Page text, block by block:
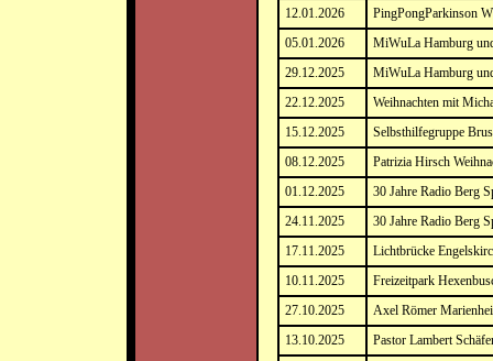
12.01.2026
PingPongParkinson
05.01.2026
MiWuLa Hamburg
29.12.2025
MiWuLa Hamburg
22.12.2025
Weihnachten mit
15.12.2025
Selbsthilfegruppe
08.12.2025
Patrizia Hirsch
01.12.2025
30 Jahre Radio Berg
24.11.2025
30 Jahre Radio Berg
17.11.2025
Lichtbrücke
10.11.2025
Freizeitpark
27.10.2025
Axel Römer
13.10.2025
Pastor Lambert